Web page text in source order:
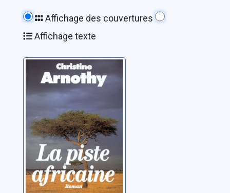
Affichage des couvertures
Affichage texte
La piste
africaine:
[roman]
Arnothy, Christine